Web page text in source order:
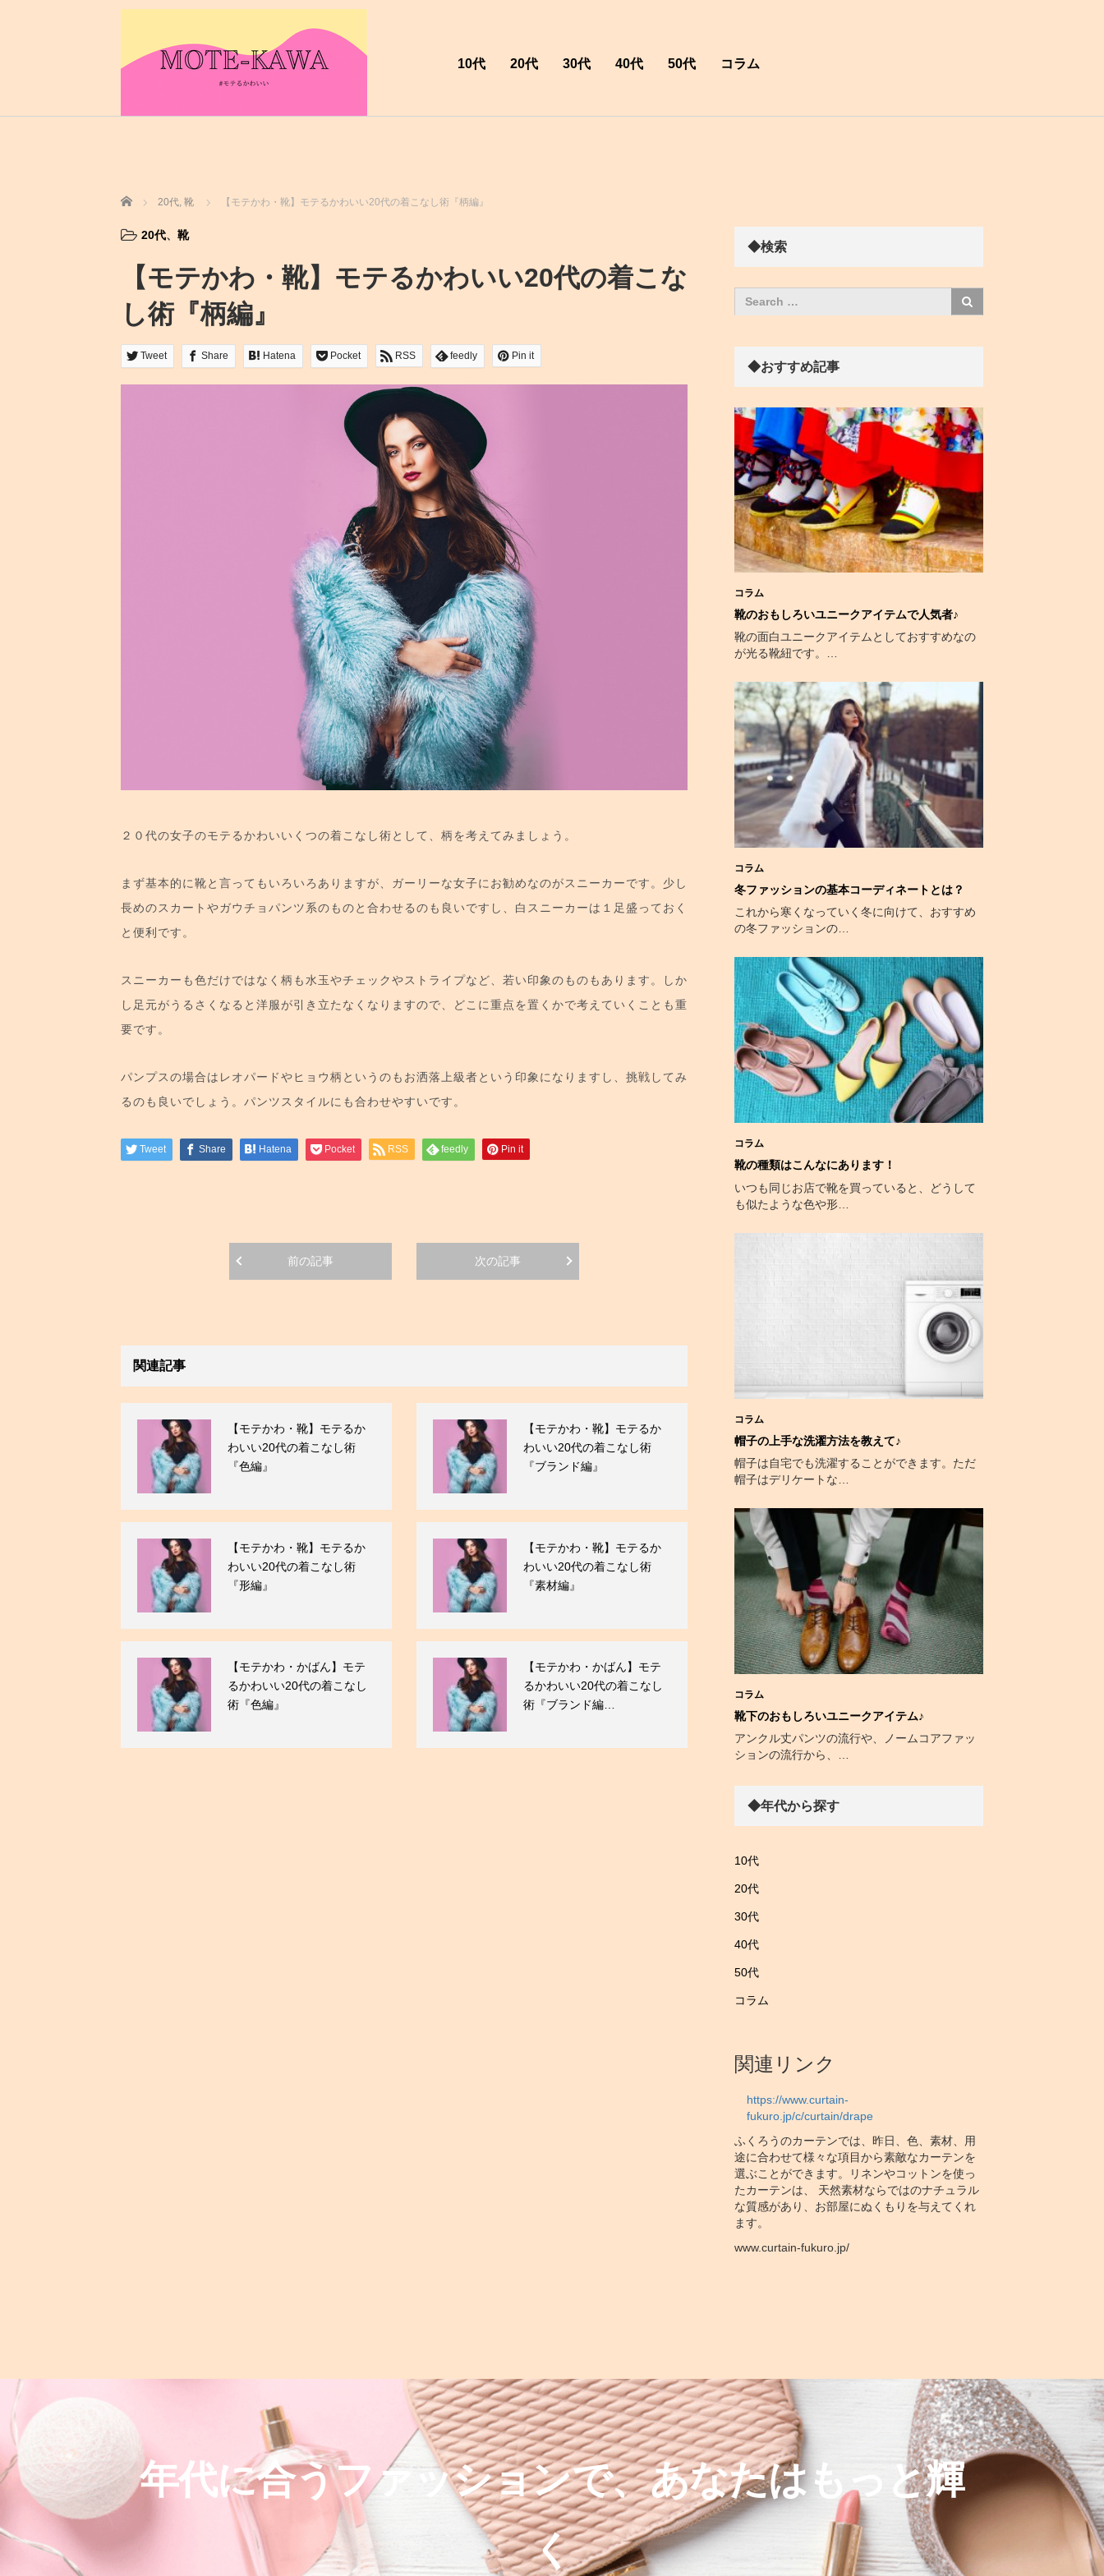
10代 20代 30代 40代 50代 コラム
ホーム 20代, 靴 【モテかわ・靴】モテるかわいい20代の着こなし術『柄編』
20代、 靴
【モテかわ・靴】モテるかわいい20代の着こな
し術『柄編』
Tweet Share Hatena Pocket RSS feedly Pin it
２０代の女子のモテるかわいいくつの着こなし術として、柄を考えてみましょう。
まず基本的に靴と言ってもいろいろありますが、ガーリーな女子にお勧めなのがスニーカーです。少し
長めのスカートやガウチョパンツ系のものと合わせるのも良いですし、白スニーカーは１足盛っておく
と便利です。
スニーカーも色だけではなく柄も水玉やチェックやストライプなど、若い印象のものもあります。しか
し足元がうるさくなると洋服が引き立たなくなりますので、どこに重点を置くかで考えていくことも重
要です。
パンプスの場合はレオパードやヒョウ柄というのもお洒落上級者という印象になりますし、挑戦してみ
るのも良いでしょう。パンツスタイルにも合わせやすいです。
Tweet Share Hatena Pocket RSS feedly Pin it
前の記事 次の記事
関連記事
【モテかわ・靴】モテるか
わいい20代の着こなし術
『色編』
【モテかわ・靴】モテるか
わいい20代の着こなし術
『ブランド編』
【モテかわ・靴】モテるか
わいい20代の着こなし術
『形編』
【モテかわ・靴】モテるか
わいい20代の着こなし術
『素材編』
【モテかわ・かばん】モテ
るかわいい20代の着こなし
術『色編』
【モテかわ・かばん】モテ
るかわいい20代の着こなし
術『ブランド編…
◆検索
◆おすすめ記事
コラム
靴のおもしろいユニークアイテムで人気者♪
靴の面白ユニークアイテムとしておすすめなの
が光る靴紐です。…
コラム
冬ファッションの基本コーディネートとは？
これから寒くなっていく冬に向けて、おすすめ
の冬ファッションの…
コラム
靴の種類はこんなにあります！
いつも同じお店で靴を買っていると、どうして
も似たような色や形…
コラム
帽子の上手な洗濯方法を教えて♪
帽子は自宅でも洗濯することができます。ただ
帽子はデリケートな…
コラム
靴下のおもしろいユニークアイテム♪
アンクル丈パンツの流行や、ノームコアファッ
ションの流行から、…
◆年代から探す
10代
20代
30代
40代
50代
コラム
関連リンク
https://www.curtain-
fukuro.jp/c/curtain/drape
ふくろうのカーテンでは、昨日、色、素材、用
途に合わせて様々な項目から素敵なカーテンを
選ぶことができます。リネンやコットンを使っ
たカーテンは、 天然素材ならではのナチュラル
な質感があり、お部屋にぬくもりを与えてくれ
ます。
www.curtain-fukuro.jp/
年代に合うファッションで、あなたはもっと輝
く